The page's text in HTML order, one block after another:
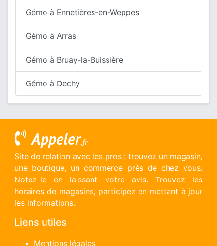
Gémo à Ennetières-en-Weppes
Gémo à Arras
Gémo à Bruay-la-Buissière
Gémo à Dechy
Appeler.fr
Site de relation avec les pros : trouvez un magasin,
une boutique, un commerce près de chez vous.
Notez-le en laissant votre avis. Trouvez les
horaires de magasins, participez en mettant à jour
les informations.
Liens utiles
Mentions légales